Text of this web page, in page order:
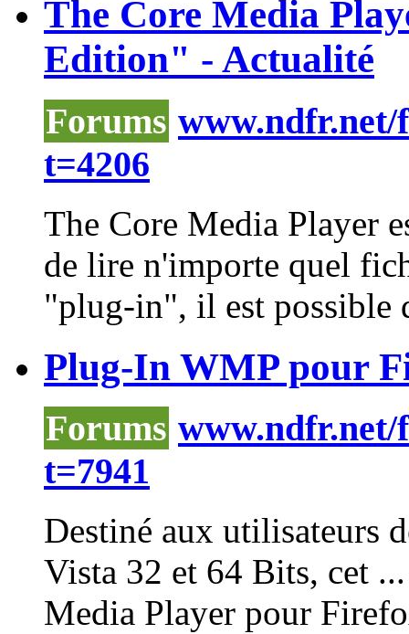
The Core Media
Edition" - Actualité
Forums www.ndfr.net/
t=4206
The Core Media Player
de lire n'importe quel
"plug-in", il est possible
Plug-In WMP pour
Forums www.ndfr.net/
t=7941
Destiné aux utilisateurs
Vista 32 et 64 Bits, cet
Media Player pour